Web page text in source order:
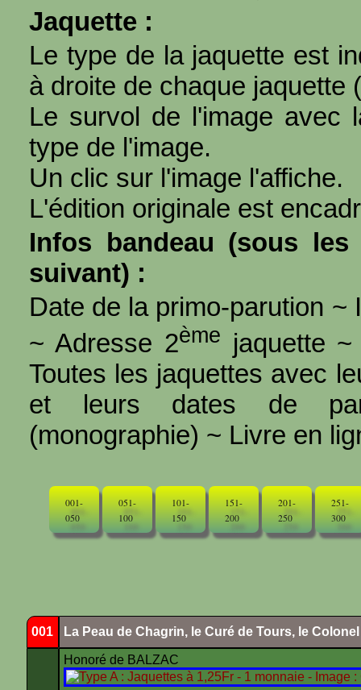
Jaquette :
Le type de la jaquette est
à droite de chaque jaquette (
Le survol de l'image avec
type de l'image.
Un clic sur l'image l'affiche.
L'édition originale est
Infos bandeau (sous
suivant) :
Date de la primo-parution ~
~ Adresse 2ème jaquette
Toutes les jaquettes avec
et leurs dates de
(monographie) ~ Livre en
001-
050
051-
100
101-
150
151-
200
201-
250
251-
300
001 La Peau de Chagrin, le Curé de Tours, le
Honoré de BALZAC